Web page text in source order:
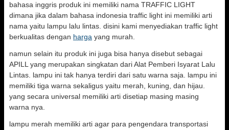
bahasa inggris produk ini memiliki nama TRAFFIC LIGHT
dimana jika dalam bahasa indonesia traffic light ini memiliki arti
nama yaitu lampu lalu lintas. disini kami menyediakan traffic light
berkualitas dengan harga yang murah.
namun selain itu produk ini juga bisa hanya disebut sebagai
APILL yang merupakan singkatan dari Alat Pemberi Isyarat Lalu
Lintas. lampu ini tak hanya terdiri dari satu warna saja. lampu ini
memiliki tiga warna sekaligus yaitu merah, kuning, dan hijau.
yang secara universal memiliki arti disetiap masing masing
warna nya.
lampu merah memiliki arti agar para pengendara transportasi